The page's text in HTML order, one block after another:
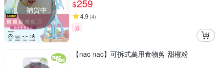
補貨中
$259
4.9 (4)
券
【nac nac】可拆式萬用食物剪-甜橙粉